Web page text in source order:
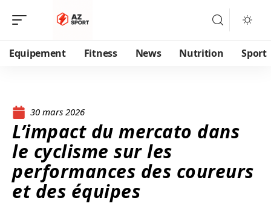
Equipement Fitness News Nutrition Sport
30 mars 2026
L’impact du mercato dans
le cyclisme sur les
performances des coureurs
et des équipes